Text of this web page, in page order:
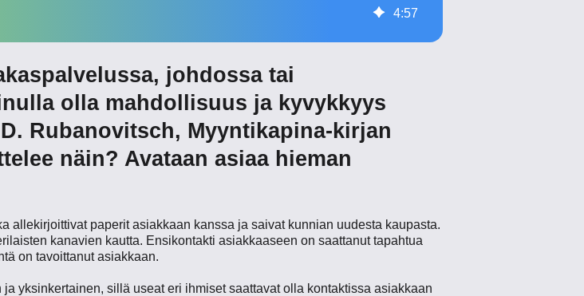
4:57
johdossa tai
olla mahdollisuus ja kyvykkyys
Rubanovitsch, Myyntikapina-kirjan
näin? Avataan asiaa hieman
allekirjoittivat paperit asiakkaan kanssa ja saivat kunnian uudesta kaupasta.
kanavien kautta. Ensikontakti asiakkaaseen on saattanut tapahtua
on tavoittanut asiakkaan.
yksinkertainen, sillä useat eri ihmiset saattavat olla kontaktissa asiakkaan